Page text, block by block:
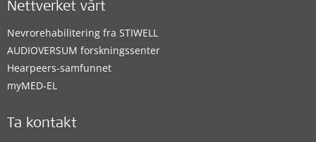
Nettverket vårt
Nevrorehabilitering fra STIWELL
AUDIOVERSUM forskningssenter
Hearpeers-samfunnet
myMED‑EL
Ta kontakt